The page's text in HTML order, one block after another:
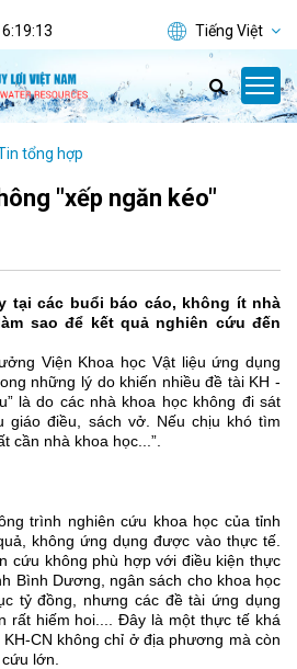
6:19:13 Tiếng Việt
tổng hợp
"xếp ngăn kéo"
tại các buổi báo cáo, không ít nhà
sao để kết quả nghiên cứu đến
Viện Khoa học Vật liệu ứng dụng
những lý do khiến nhiều đề tài KH -
là do các nhà khoa học không đi sát
giáo điều, sách vở. Nếu chịu khó tìm
cần nhà khoa học...”.
trình nghiên cứu khoa học của tỉnh
không ứng dụng được vào thực tế.
cứu không phù hợp với điều kiện thực
Bình Dương, ngân sách cho khoa học
tỷ đồng, nhưng các đề tài ứng dụng
rất hiếm hoi.... Đây là một thực tế khá
CN không chỉ ở địa phương mà còn
lớn.